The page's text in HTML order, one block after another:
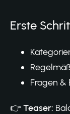
Erste
Fragen
👉Teaser: